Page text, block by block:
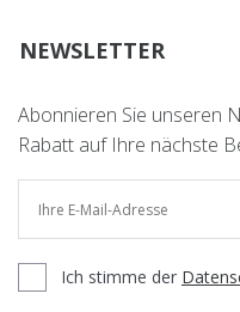
NEWSLETTER
Abonnieren Sie unseren
Rabatt auf Ihre nächste
Ich stimme der